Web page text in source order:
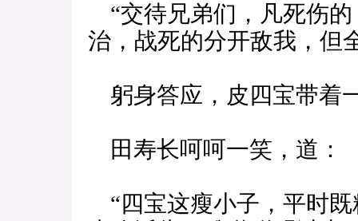
“交待兄弟们，凡死伤
治，战死的分开敌我，但
躬身答应，皮四宝带着
田寿长呵呵一笑，道：
“四宝这瘦小子，平时